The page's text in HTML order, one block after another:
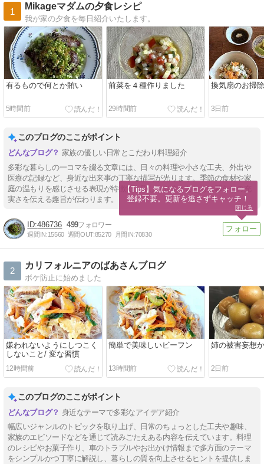
1
Mikageマダムの夕食レシピ
我が家の夕食を毎日紹介いたします。
有るもので何とか賄い
5時間前
前菜を４種作りました
29時間前
換気扇のお掃
3日前
このブログのここがポイント
家族の優しい日常とこだわり料理紹介
多彩な暮らしの一コマを綴る文章には、日々の料理や小さな工夫、外出や
医療の記録など、身近な出来事の丁寧な描写が光ります。季節の食材や家
庭の温もりを感じさせる表現が特徴で、親しみやすさとともに暮らしの充
実さを伝える趣旨が伝わります。
486736 499
週間IN:15560 週間OUT:85270 月間IN:70830
2
カリフォルニアのばあさんブログ
ボケ防止に始めました
嫌われないようにしつこく
しないこと/ 変な習慣
12時間前
簡単で美味しいビーフン
13時間前
姉の被害妄想か
2日前
このブログのここがポイント
身近なテーマで多彩なアイデア紹介
幅広いジャンルのトピックを取り上げ、日常のちょっとした工夫や趣味、
家族のエピソードなどを通じて読みごたえある内容を伝えています。料理
のレシピやお菓子作り、車のトラブルやお出かけ情報まで多方面のテーマ
をシンプルかつ丁寧に解説し、暮らしの質を向上させるヒントを提供しま
【Tips】気になるブログをフォロー。
登録不要。更新を逃さずキャッチ！
閉じる